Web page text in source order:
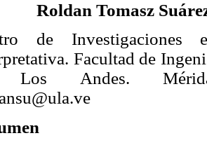
Roldan Tomasz
de Investigaciones
Facultad de
Andes.